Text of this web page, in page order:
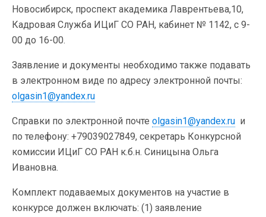
Новосибирск, проспект академика Лаврентьева,10,
Кадровая Служба ИЦиГ СО РАН, кабинет № 1142, с 9-
00 до 16-00.
Заявление и документы необходимо также подавать
в электронном виде по адресу электронной почты:
olgasin1@yandex.ru
Справки по электронной почте olgasin1@yandex.ru и
по телефону: +79039027849, секретарь Конкурсной
комиссии ИЦиГ СО РАН к.б.н. Синицына Ольга
Ивановна.
Комплект подаваемых документов на участие в
конкурсе должен включать: (1) заявление